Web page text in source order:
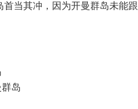
当其冲，因为开曼群岛未能
岛